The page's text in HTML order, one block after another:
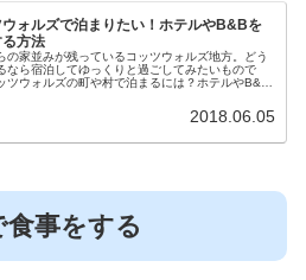
ウォルズで泊まりたい！ホテルやB&Bを
方法
の家並みが残っているコッツウォルズ地方。どう
なら宿泊してゆっくりと過ごしてみたいもので
ツウォルズの町や村で泊まるには？ホテルやB&B
2018.06.05
事をする